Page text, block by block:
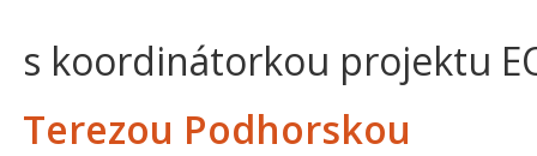
s koordinátorkou projektu
Terezou Podhorskou